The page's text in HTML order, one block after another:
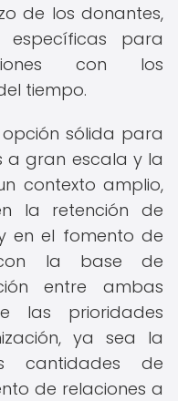
de los donantes,
específicas para
con los
tiempo.
sólida para
a gran escala y la
contexto amplio,
la retención de
en el fomento de
con la base de
entre ambas
las prioridades
ya sea la
cantidades de
de relaciones a